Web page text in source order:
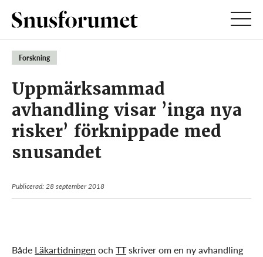
Forskning
Uppmärksammad
avhandling visar ’inga nya
risker’ förknippade med
snusandet
Publicerad: 28 september 2018
Både Läkartidningen och TTskriver om en ny avhandling